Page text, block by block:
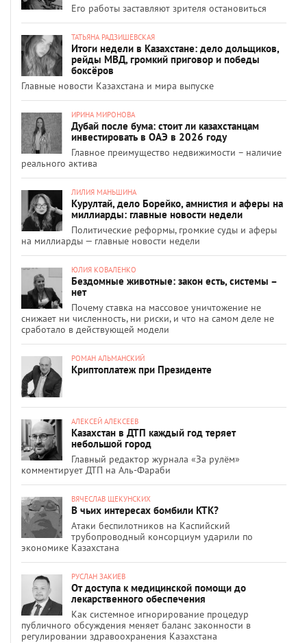
Его работы заставляют зрителя остановиться
ТАТЬЯНА РАДЗИШЕВСКАЯ
Итоги недели в Казахстане: дело дольщиков,
рейды МВД, громкий приговор и победы
боксёров
Главные новости Казахстана и мира выпуске
ИРИНА МИРОНОВА
Дубай после бума: стоит ли казахстанцам
инвестировать в ОАЭ в 2026 году
Главное преимущество недвижимости – наличие
реального актива
ЛИЛИЯ МАНЬШИНА
Курултай, дело Борейко, амнистия и аферы на
миллиарды: главные новости недели
Политические реформы, громкие суды и аферы
на миллиарды — главные новости недели
ЮЛИЯ КОВАЛЕНКО
Бездомные животные: закон есть, системы –
нет
Почему ставка на массовое уничтожение не
снижает ни численность, ни риски, и что на самом деле не
сработало в действующей модели
РОМАН АЛЬМАНСКИЙ
Криптоплатеж при Президенте
АЛЕКСЕЙ АЛЕКСЕЕВ
Казахстан в ДТП каждый год теряет
небольшой город
Главный редактор журнала «За рулём»
комментирует ДТП на Аль-Фараби
ВЯЧЕСЛАВ ЩЕКУНСКИХ
В чьих интересах бомбили КТК?
Атаки беспилотников на Каспийский
трубопроводный консорциум ударили по
экономике Казахстана
РУСЛАН ЗАКИЕВ
От доступа к медицинской помощи до
лекарственного обеспечения
Как системное игнорирование процедур
публичного обсуждения меняет баланс законности в
регулировании здравоохранения Казахстана